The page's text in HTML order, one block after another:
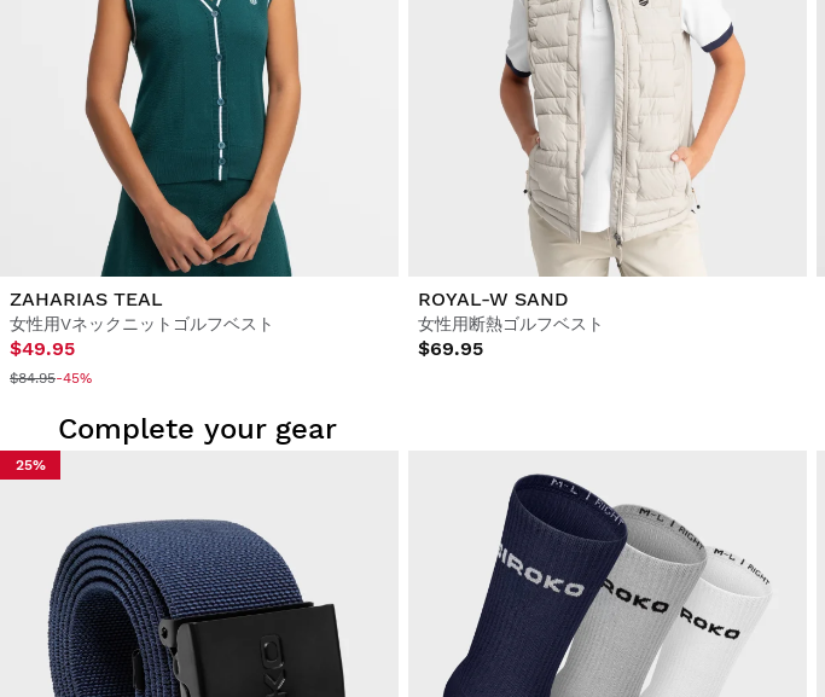
ZAHARIAS TEAL
女性用Vネックニットゴルフベスト
$49.95
$84.95-45%
ROYAL-W SAND
女性用断熱ゴルフベスト
$69.95
Complete your gear
25%